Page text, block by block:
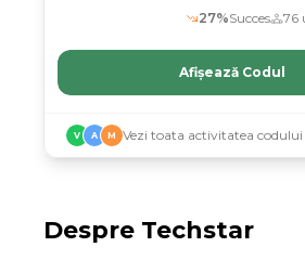
economisești 41%
27%Succes 76
Afișează Codul
V A M Vezi toata activitatea codului
Despre Techstar